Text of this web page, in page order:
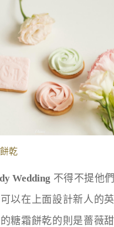
乾
Wedding 不得不提他
以在上面設計新人的英
糖霜餅乾的則是薔薇